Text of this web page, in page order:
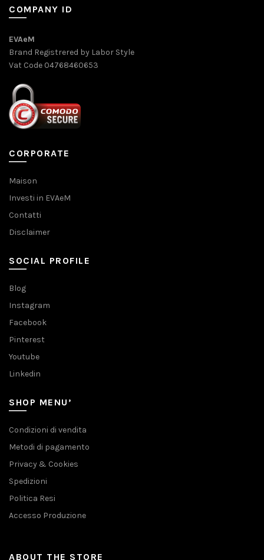
COMPANY ID
EVAeM
Brand Registrered by Labor Style
Vat Code 04768460653
CORPORATE
Maison
Investi in EVAeM
Contatti
Disclaimer
SOCIAL PROFILE
Blog
Instagram
Facebook
Pinterest
Youtube
Linkedin
SHOP MENU’
Condizioni di vendita
Metodi di pagamento
Privacy & Cookies
Spedizioni
Politica Resi
Accesso Produzione
ABOUT THE STORE